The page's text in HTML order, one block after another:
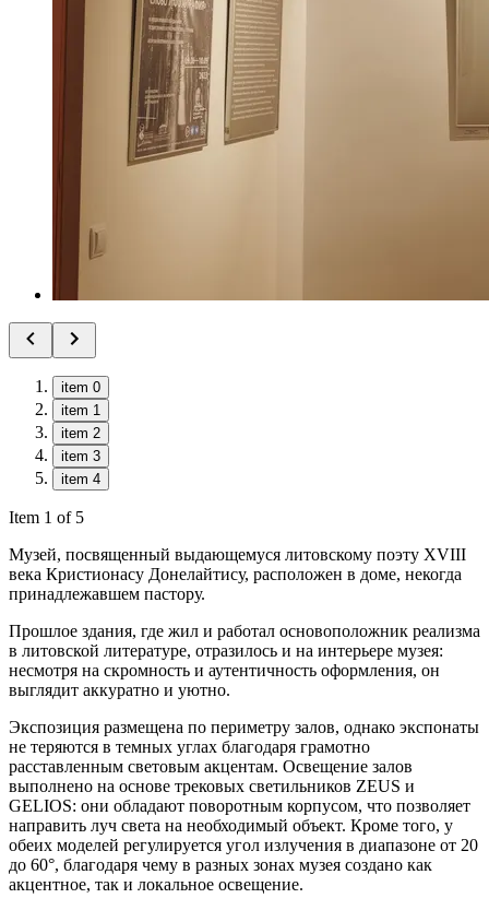
item 0
item 1
item 2
item 3
item 4
Item 1 of 5
Музей, посвященный выдающемуся литовскому поэту XVIII
века Кристионасу Донелайтису, расположен в доме, некогда
принадлежавшем пастору.
Прошлое здания, где жил и работал основоположник реализма
в литовской литературе, отразилось и на интерьере музея:
несмотря на скромность и аутентичность оформления, он
выглядит аккуратно и уютно.
Экспозиция размещена по периметру залов, однако экспонаты
не теряются в темных углах благодаря грамотно
расставленным световым акцентам. Освещение залов
выполнено на основе трековых светильников ZEUS и
GELIOS: они обладают поворотным корпусом, что позволяет
направить луч света на необходимый объект. Кроме того, у
обеих моделей регулируется угол излучения в диапазоне от 20
до 60°, благодаря чему в разных зонах музея создано как
акцентное, так и локальное освещение.